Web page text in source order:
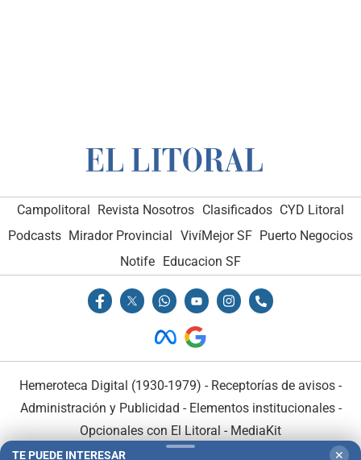
Campolitoral Revista Nosotros Clasificados CYD Litoral
Podcasts Mirador Provincial VivíMejor SF Puerto Negocios
Notife
Educacion SF
Hemeroteca Digital (1930-1979) - Receptorías de avisos -
Administración y Publicidad - Elementos institucionales-
Opcionales con El Litoral - MediaKit
TE PUEDE INTERESAR ✕